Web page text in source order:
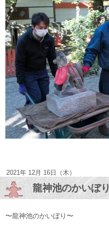
2021年 12月 16日（木）
龍神池のかいぼり
〜龍神池のかいぼり〜